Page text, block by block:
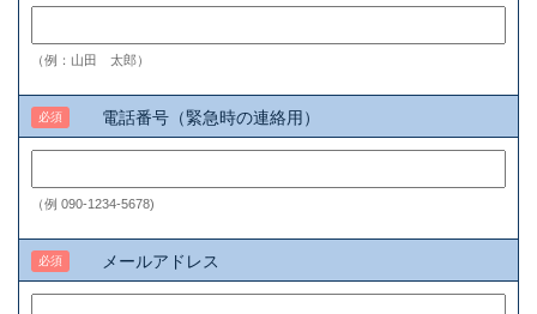
（例：山田 太郎）
電話番号（緊急時の連絡用）
必須
（例 090-1234-5678)
メールアドレス
必須